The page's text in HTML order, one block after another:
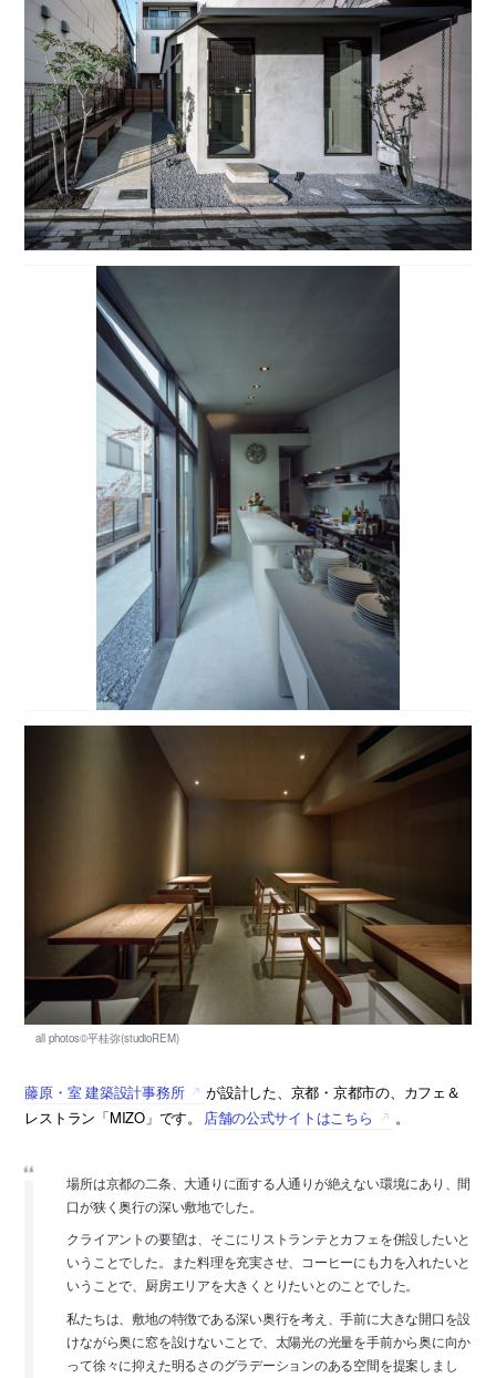
藤原・室 建築設計事務所
が設計した、京都・京都市の、カフェ＆
レストラン「MIZO」です。
店舗の公式サイトはこちら 。
場所は京都の二条、大通りに面する人通りが絶えない環境にあり、間
口が狭く奥行の深い敷地でした。
クライアントの要望は、そこにリストランテとカフェを併設したいと
いうことでした。また料理を充実させ、コーヒーにも力を入れたいと
いうことで、厨房エリアを大きくとりたいとのことでした。
私たちは、敷地の特徴である深い奥行を考え、手前に大きな開口を設
けながら奥に窓を設けないことで、太陽光の光量を手前から奥に向か
って徐々に抑えた明るさのグラデーションのある空間を提案しまし